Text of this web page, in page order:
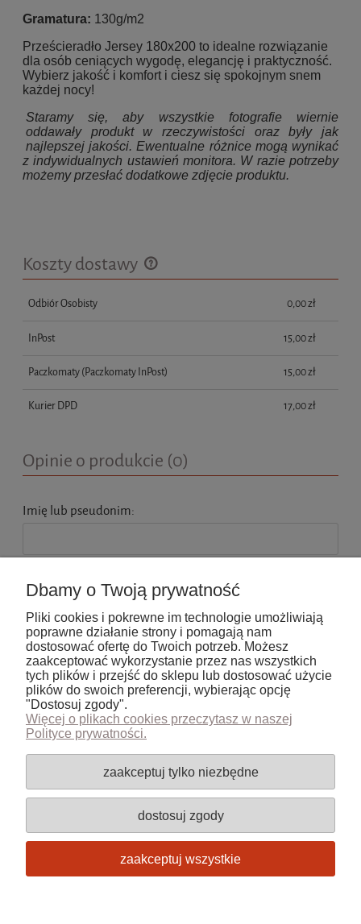
Gramatura: 130g/m2
Prześcieradło Jersey 180x200 to idealne rozwiązanie
dla osób ceniących wygodę, elegancję i praktyczność.
Wybierz jakość i komfort i ciesz się spokojnym snem
każdej nocy!
Staramy się, aby wszystkie fotografie wiernie
oddawały produkt w rzeczywistości oraz były jak
najlepszej jakości. Ewentualne różnice mogą wynikać
z indywidualnych ustawień monitora. W razie potrzeby
możemy przesłać dodatkowe zdjęcie produktu.
Koszty dostawy
Cena nie zawiera ewentualnych kosztów płatności
Odbiór Osobisty 0,00 zł
InPost 15,00 zł
Paczkomaty(Paczkomaty InPost) 15,00 zł
Kurier DPD 17,00 zł
Opinie o produkcie (0)
Imię lub pseudonim:
Moje konto
Płatności i dostawa
Informacje
Dbamy o Twoją prywatność
Pliki cookies i pokrewne im technologie umożliwiają
poprawne działanie strony i pomagają nam
dostosować ofertę do Twoich potrzeb. Możesz
zaakceptować wykorzystanie przez nas wszystkich
tych plików i przejść do sklepu lub dostosować użycie
plików do swoich preferencji, wybierając opcję
"Dostosuj zgody".
Więcej o plikach cookies przeczytasz w naszej
Polityce prywatności.
zaakceptuj tylko niezbędne
dostosuj zgody
zaakceptuj wszystkie